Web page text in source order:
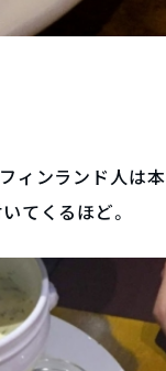
ィンランド人は本
てくるほど。